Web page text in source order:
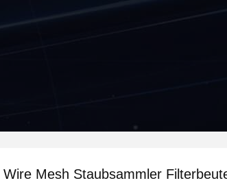
Wire Mesh Staubsammler